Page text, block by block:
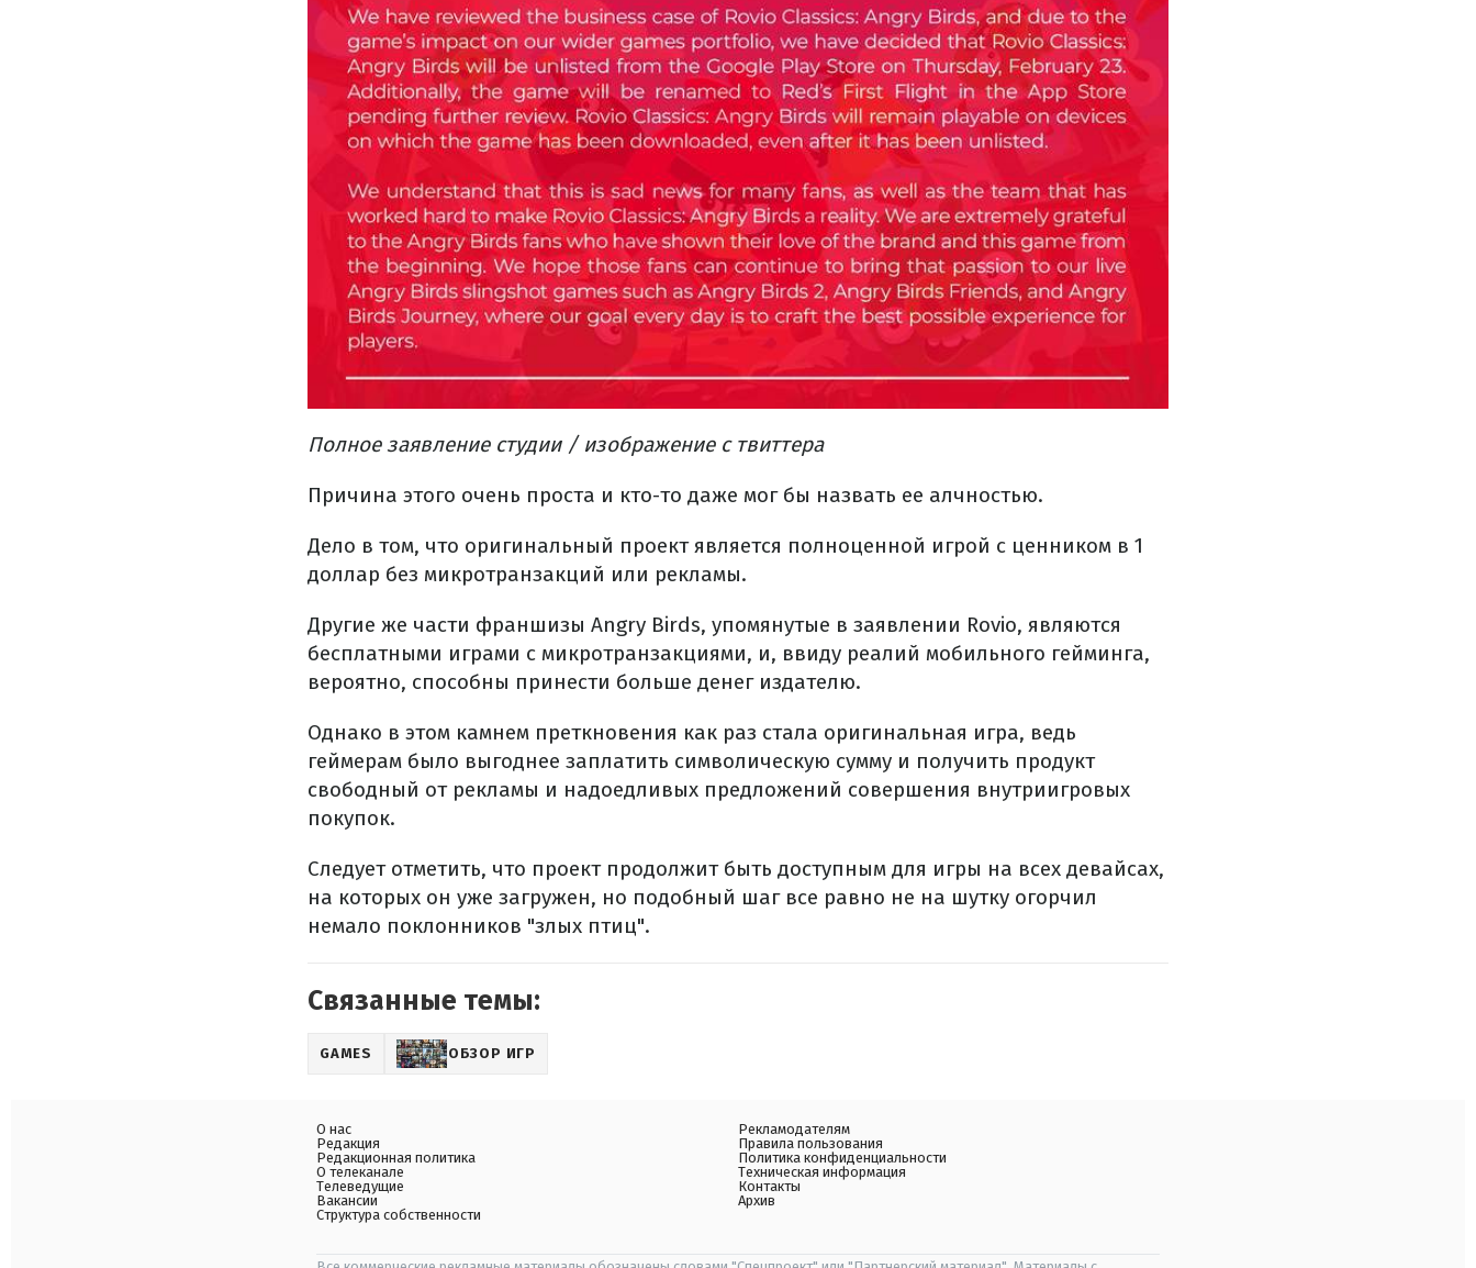
Полное заявление студии / изображение с твиттера
Причина этого очень проста и кто-то даже мог бы назвать ее алчностью.
Дело в том, что оригинальный проект является полноценной игрой с ценником в 1
доллар без микротранзакций или рекламы.
Другие же части франшизы Angry Birds, упомянутые в заявлении Rovio, являются
бесплатными играми с микротранзакциями, и, ввиду реалий мобильного гейминга,
вероятно, способны принести больше денег издателю.
Однако в этом камнем преткновения как раз стала оригинальная игра, ведь
геймерам было выгоднее заплатить символическую сумму и получить продукт
свободный от рекламы и надоедливых предложений совершения внутриигровых
покупок.
Следует отметить, что проект продолжит быть доступным для игры на всех девайсах,
на которых он уже загружен, но подобный шаг все равно не на шутку огорчил
немало поклонников "злых птиц".
Связанные темы:
GAMES ОБЗОР ИГР
О нас
Редакция
Редакционная политика
О телеканале
Телеведущие
Вакансии
Структура собственности
Рекламодателям
Правила пользования
Политика конфиденциальности
Техническая информация
Контакты
Архив